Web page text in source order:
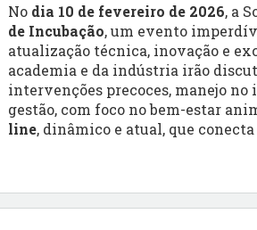
No dia 10 de fevereiro de 2026, a
de Incubação, um evento
atualização técnica, inovação e
academia e da indústria irão
intervenções precoces, manejo
gestão, com foco no bem-estar
line, dinâmico e atual, que